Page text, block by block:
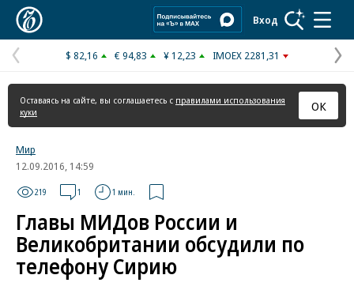
Вход
Предыдущая
страница
$ 82,16 € 94,83 ¥ 12,23 IMOEX 2281,31
Оставаясь на сайте, вы соглашаетесь с правилами использования
куки
ОК
Мир
12.09.2016, 14:59
219 1 1 мин.
Главы МИДов России и
Великобритании обсудили по
телефону Сирию